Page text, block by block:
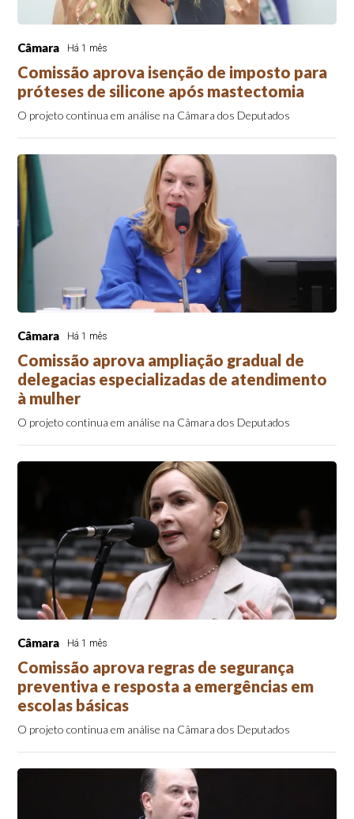
Câmara Há 1 mês
Comissão aprova isenção de imposto para
próteses de silicone após mastectomia
O projeto continua em análise na Câmara dos Deputados
Câmara Há 1 mês
Comissão aprova ampliação gradual de
delegacias especializadas de atendimento
à mulher
O projeto continua em análise na Câmara dos Deputados
Câmara Há 1 mês
Comissão aprova regras de segurança
preventiva e resposta a emergências em
escolas básicas
O projeto continua em análise na Câmara dos Deputados